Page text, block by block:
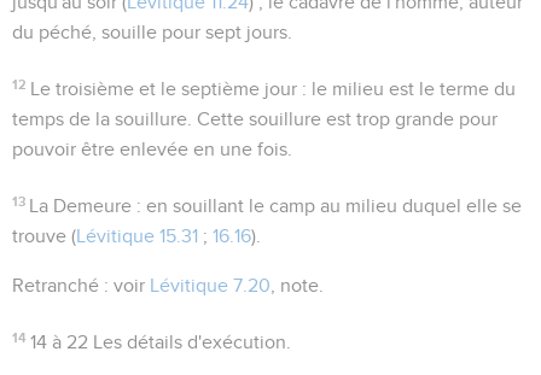
du péché, souille pour sept jours.
12 Le troisième et le septième jour : le milieu est le terme du
temps de la souillure. Cette souillure est trop grande pour
pouvoir être enlevée en une fois.
13 La Demeure : en souillant le camp au milieu duquel elle se
trouve (Lévitique 15.31 ; 16.16).
Retranché : voir Lévitique 7.20 , note.
14 14 à 22 Les détails d'exécution.